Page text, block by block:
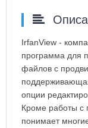
IrfanView -
программа для
файлов с
опции
Кроме работы с
понимает